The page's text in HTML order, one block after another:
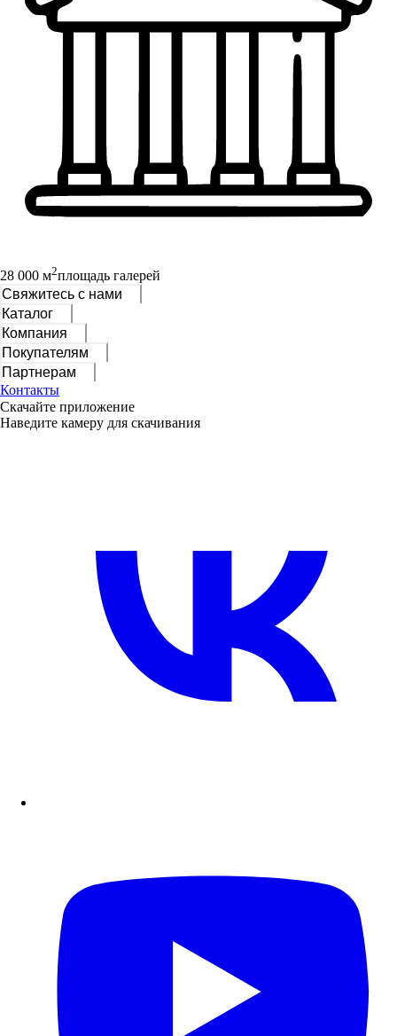
28 000 м2площадь галерей
Свяжитесь с нами
Каталог
Компания
Покупателям
Партнерам
Контакты
Скачайте приложение
Наведите камеру для скачивания